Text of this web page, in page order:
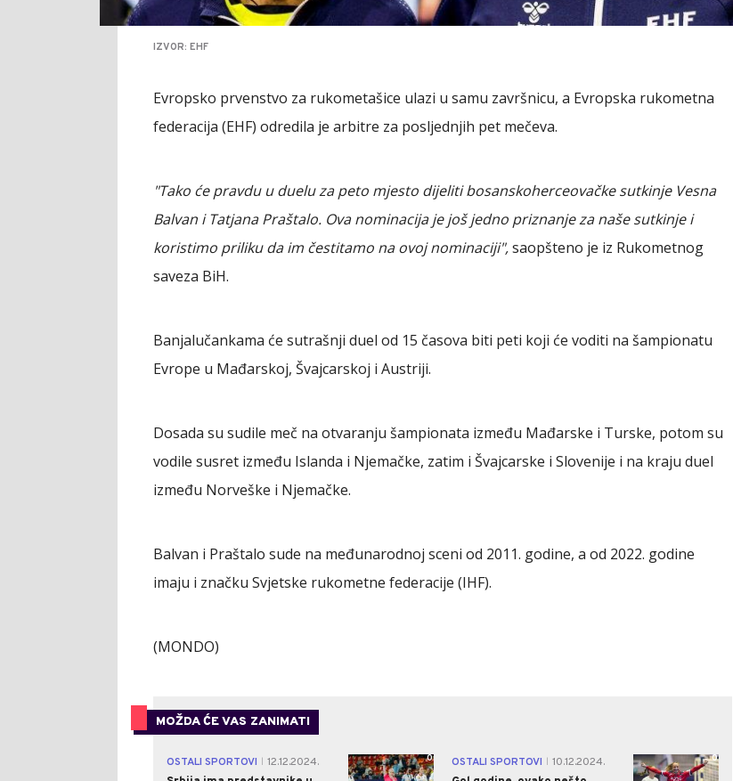
IZVOR: EHF
Evropsko prvenstvo za rukometašice ulazi u samu završnicu, a Evropska rukometna
federacija (EHF) odredila je arbitre za posljednjih pet mečeva.
"Tako će pravdu u duelu za peto mjesto dijeliti bosanskoherceovačke sutkinje Vesna
Balvan i Tatjana Praštalo. Ova nominacija je još jedno priznanje za naše sutkinje i
koristimo priliku da im čestitamo na ovoj nominaciji",saopšteno je iz Rukometnog
saveza BiH.
Banjalučankama će sutrašnji duel od 15 časova biti peti koji će voditi na šampionatu
Evrope u Mađarskoj, Švajcarskoj i Austriji.
Dosada su sudile meč na otvaranju šampionata između Mađarske i Turske, potom su
vodile susret između Islanda i Njemačke, zatim i Švajcarske i Slovenije i na kraju duel
između Norveške i Njemačke.
Balvan i Praštalo sude na međunarodnoj sceni od 2011. godine, a od 2022. godine
imaju i značku Svjetske rukometne federacije (IHF).
(MONDO)
MOŽDA ĆE VAS ZANIMATI
OSTALI SPORTOVI
12.12.2024.
0 OSTALI SPORTOVI
10.12.2024.
0